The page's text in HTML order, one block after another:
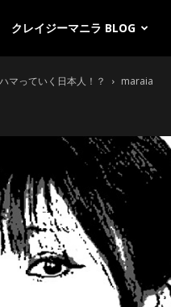
クレイジーマニラ BLOG
マっていく日本人！？ maraia